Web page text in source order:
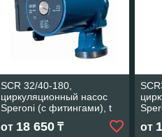
SCR 32/40-180,
циркуляционный насос
Speroni (с фитингами), t
перекачиваемой среды до
+110⁰
от 18 650₸ от